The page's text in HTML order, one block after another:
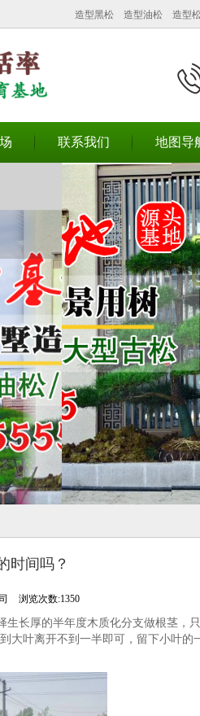
造型黑松 造型油松 造型松
联系我们 地图导
时间吗？
浏览次数:1350
长厚的半年度木质化分支做根茎，
大叶离开不到一半即可，留下小叶的